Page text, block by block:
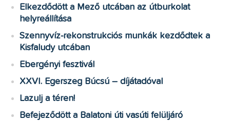
Elkezdődött a Mező utcában az útburkolat
helyreállítása
Szennyvíz-rekonstrukciós munkák kezdődtek a
Kisfaludy utcában
Ebergényi fesztivál
XXVI. Egerszeg Búcsú – díjátadóval
Lazulj a téren!
Befejeződött a Balatoni úti vasúti felüljáró